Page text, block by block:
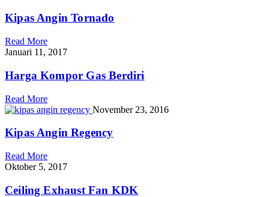
Kipas Angin Tornado
Read More
Januari 11, 2017
Harga Kompor Gas Berdiri
Read More
November 23, 2016
Kipas Angin Regency
Read More
Oktober 5, 2017
Ceiling Exhaust Fan KDK